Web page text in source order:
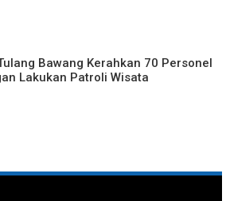
Bawang Kerahkan 70 Personel
Lakukan Patroli Wisata